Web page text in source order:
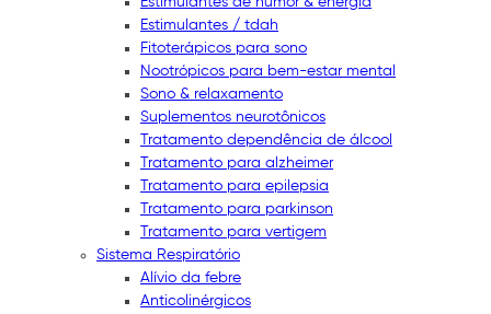
Estimulantes / tdah
Fitoterápicos para sono
Nootrópicos para bem-estar mental
Sono & relaxamento
Suplementos neurotônicos
Tratamento dependência de álcool
Tratamento para alzheimer
Tratamento para epilepsia
Tratamento para parkinson
Tratamento para vertigem
Sistema Respiratório
Alívio da febre
Anticolinérgicos